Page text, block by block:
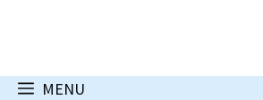
inhoud
MENU